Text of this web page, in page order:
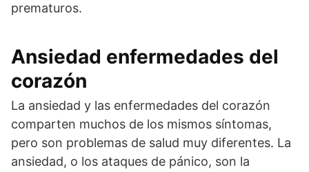
prematuros.
Ansiedad enfermedades del
corazón
La ansiedad y las enfermedades del corazón
comparten muchos de los mismos síntomas,
pero son problemas de salud muy diferentes. La
ansiedad, o los ataques de pánico, son la